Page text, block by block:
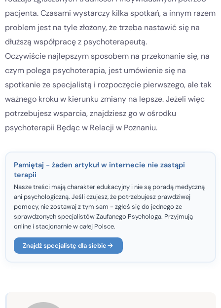
pacjenta. Czasami wystarczy kilka spotkań, a innym razem
problem jest na tyle złożony, że trzeba nastawić się na
dłuższą współpracę z psychoterapeutą.
Oczywiście najlepszym sposobem na przekonanie się, na
czym polega psychoterapia, jest umówienie się na
spotkanie ze specjalistą i rozpoczęcie pierwszego, ale tak
ważnego kroku w kierunku zmiany na lepsze. Jeżeli więc
potrzebujesz wsparcia, znajdziesz go w ośrodku
psychoterapii Będąc w Relacji w Poznaniu.
Pamiętaj - żaden artykuł w internecie nie zastąpi
terapii
Nasze treści mają charakter edukacyjny i nie są poradą medyczną
ani psychologiczną. Jeśli czujesz, że potrzebujesz prawdziwej
pomocy, nie zostawaj z tym sam - zgłoś się do jednego ze
sprawdzonych specjalistów Zaufanego Psychologa. Przyjmują
online i stacjonarnie w całej Polsce.
Znajdź specjalistę dla siebie